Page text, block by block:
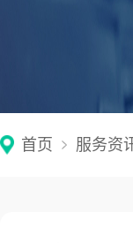
首页 服务资